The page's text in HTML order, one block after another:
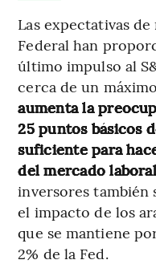
Las expectativas
Federal han
último impulso al
cerca de un
aumenta la
25 puntos básicos
suficiente para
del mercado
inversores
el impacto de los
que se mantiene
2% de la Fed.